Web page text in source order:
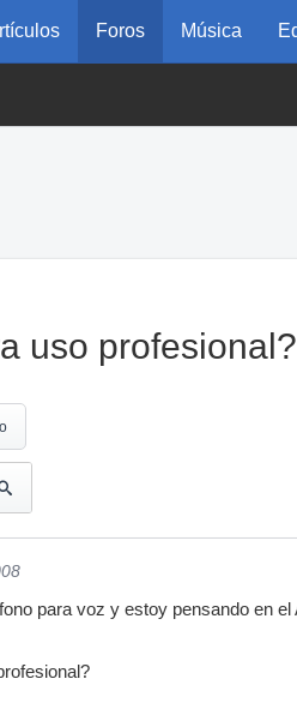
Foros Música
uso profesional?
para voz y estoy pensando en el